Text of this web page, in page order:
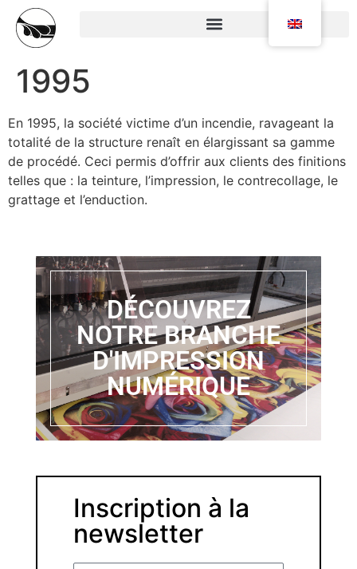
1995
En 1995, la société victime d’un incendie, ravageant la
totalité de la structure renaît en élargissant sa gamme
de procédé. Ceci permis d’offrir aux clients des finitions
telles que : la teinture, l’impression, le contrecollage, le
grattage et l’enduction.
Inscription à la
newsletter
DÉCOUVREZ
NOTRE BRANCHE
D'IMPRESSION
NUMÉRIQUE